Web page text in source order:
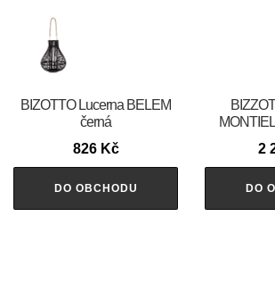
BIZOTTO Lucerna BELEM
černá
826 Kč
DO OBCHODU
2
DO